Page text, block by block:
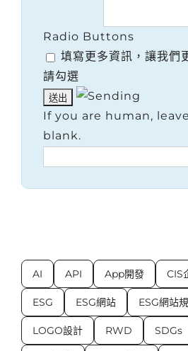
Radio Buttons
填寫更多資訊，讓我們
請勾選
If you are human,
blank.
AI API App開發 CIS
ESG ESG網站 ESG網站
LOGO設計 RWD SDGs